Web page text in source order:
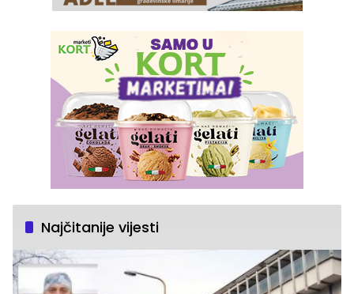
Najčitanije vijesti